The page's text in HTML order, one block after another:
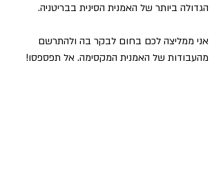
הגדולה ביותר של האמנית הסינית בבריטניה.
אני ממליצה לכם בחום לבקר בה ולהתרשם
מהעבודות של האמנית המקסימה. אל תפספסו!